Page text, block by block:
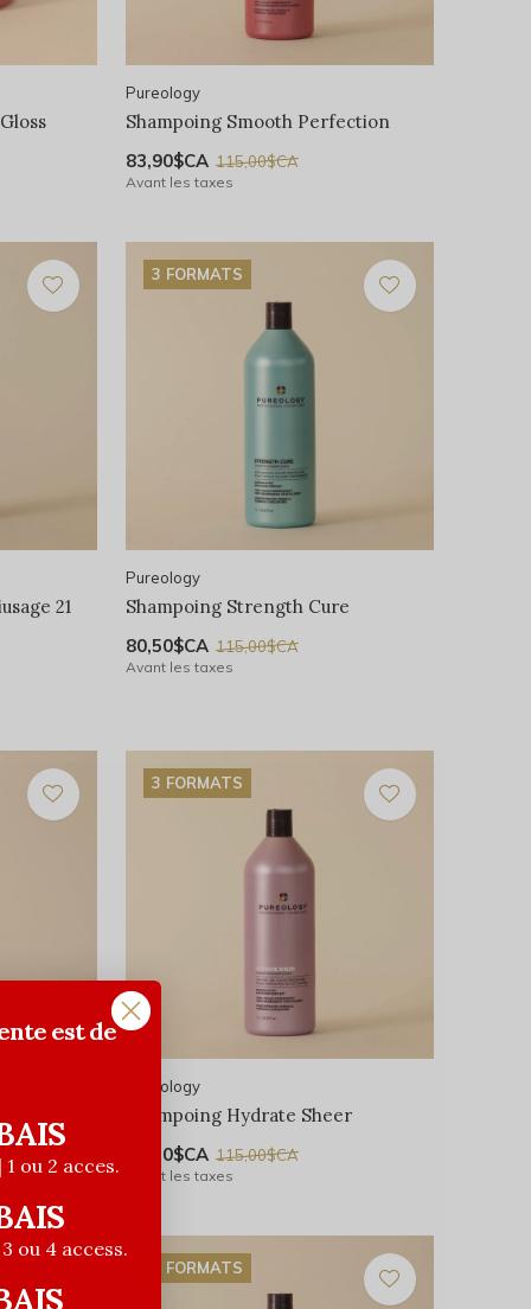
Pureology
Shampoing Smooth Perfection
83,90$CA 115,00$CA
Avant les taxes
21
3 FORMATS
Pureology
Shampoing Strength Cure
80,50$CA 115,00$CA
Avant les taxes
3 FORMATS
Pureology
Shampoing Hydrate Sheer
80,50$CA 115,00$CA
Avant les taxes
3 FORMATS
est de
ou 2 acces.
ou 4 access.